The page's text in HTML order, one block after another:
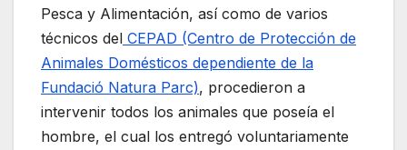
Pesca y Alimentación, así como de varios
técnicos del CEPAD (Centro de Protección de
Animales Domésticos dependiente de la
Fundació Natura Parc), procedieron a
intervenir todos los animales que poseía el
hombre, el cual los entregó voluntariamente